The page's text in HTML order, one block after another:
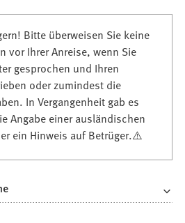
Bitte überweisen Sie keine
vor Ihrer Anreise, wenn Sie
gesprochen und Ihren
oder zumindest die
In Vergangenheit gab es
Angabe einer ausländischen
ein Hinweis auf Betrüger.⚠️